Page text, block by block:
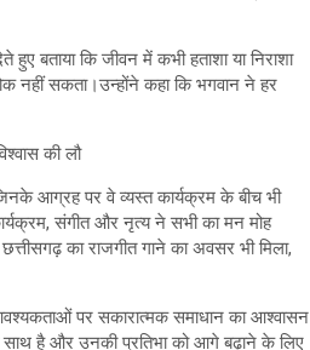
बताया कि जीवन में कभी हताशा या निराशा
नहीं सकता।उन्होंने कहा कि भगवान ने हर
जिनके आग्रह पर वे व्यस्त कार्यक्रम के बीच भी
संगीत और नृत्य ने सभी का मन मोह
का राजगीत गाने का अवसर भी मिला,
पर सकारात्मक समाधान का आश्वासन
साथ है और उनकी प्रतिभा को आगे बढ़ाने के लिए